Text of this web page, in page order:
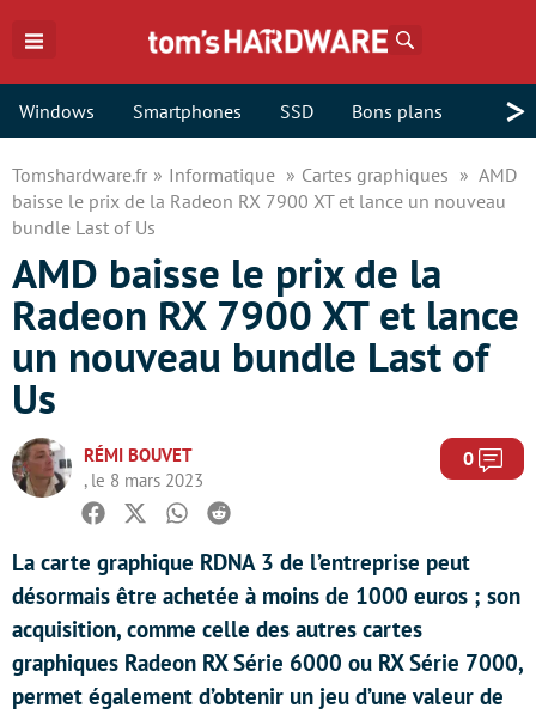
Windows Smartphones SSD Bons plans >
Tomshardware.fr Informatique Cartes graphiques
AMD
baisse le prix de la Radeon RX 7900 XT et lance un nouveau
bundle Last of Us
AMD baisse le prix de la
Radeon RX 7900 XT et lance
un nouveau bundle Last of
Us
RÉMI BOUVET
, le 8 mars 2023
0
Facebook
TwitterWhatsapp
Reddit
La carte graphique RDNA 3 de l’entreprise peut
désormais être achetée à moins de 1000 euros ; son
acquisition, comme celle des autres cartes
graphiques Radeon RX Série 6000 ou RX Série 7000,
permet également d’obtenir un jeu d’une valeur de